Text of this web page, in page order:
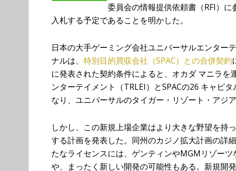
委員会の情報提供依頼書（RFI）
入札する予定であることを明かした。
日本の大手ゲーミング会社ユニバーサルエンター
ナルは、 特別目的買収会社（SPAC）との合併契約
に発表された契約条件によると、オカダ マニラ
ンターテイメント（TRLEI）とSPACの26 キャピ
なり、ユニバーサルのタイガー・リゾート・アジ
しかし、この新規上場企業はより大きな野望を持
する計画を発表した。同州のカジノ拡大計画の詳
たなライセンスには、ゲンティンやMGMリゾー
や、まったく新しい開発の可能性もある。新規開